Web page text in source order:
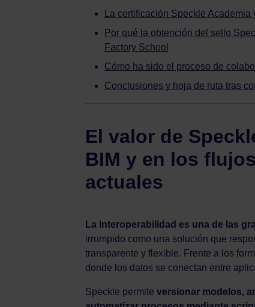
La certificación Speckle
Por qué la obtención del sello
Factory School
Cómo ha sido el proceso de
Conclusiones y hoja de ruta tras
El valor de
BIM y en los
actuales
La interoperabilidad es una de las
irrumpido como una solución que
transparente y flexible. Frente a los
donde los datos se conectan entre
Speckle permite versionar modelos,